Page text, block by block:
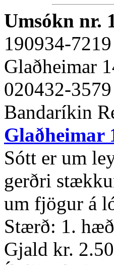
Umsókn nr.
190934-
Glaðheimar
020432-
Bandaríkin
Glaðheimar
Sótt er um
gerðri
um fjögur á
Stærð: 1.
Gjald kr.